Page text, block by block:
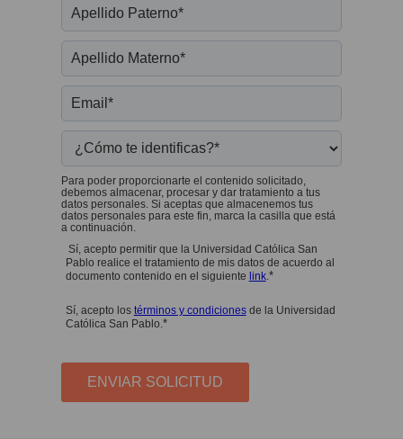
Para poder proporcionarte el contenido solicitado,
debemos almacenar, procesar y dar tratamiento a tus
datos personales. Si aceptas que almacenemos tus
datos personales para este fin, marca la casilla que está
a continuación.
Sí, acepto permitir que la Universidad Católica San
Pablo realice el tratamiento de mis datos de acuerdo al
documento contenido en el siguiente link.*
Sí, acepto los términos y condicionesde la Universidad
Católica San Pablo. *